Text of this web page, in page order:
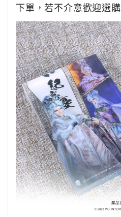
下單，若不介意歡迎選購